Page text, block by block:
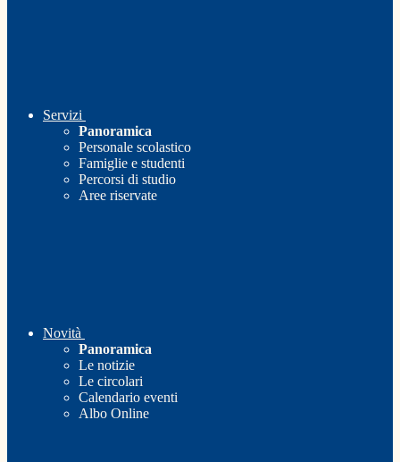
Servizi
Panoramica
Personale scolastico
Famiglie e studenti
Percorsi di studio
Aree riservate
Novità
Panoramica
Le notizie
Le circolari
Calendario eventi
Albo Online